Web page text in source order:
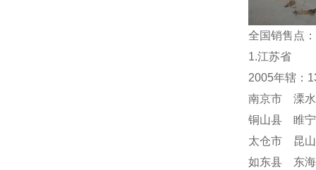
全国销售点：
1.江苏省
2005年辖：
南京市 溧
铜山县 睢
太仓市 昆
如东县 东